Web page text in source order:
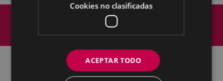
Mapa del Sitio
Aviso legal
Política de cookies
Cookies no clasificadas
ACEPTAR TODO